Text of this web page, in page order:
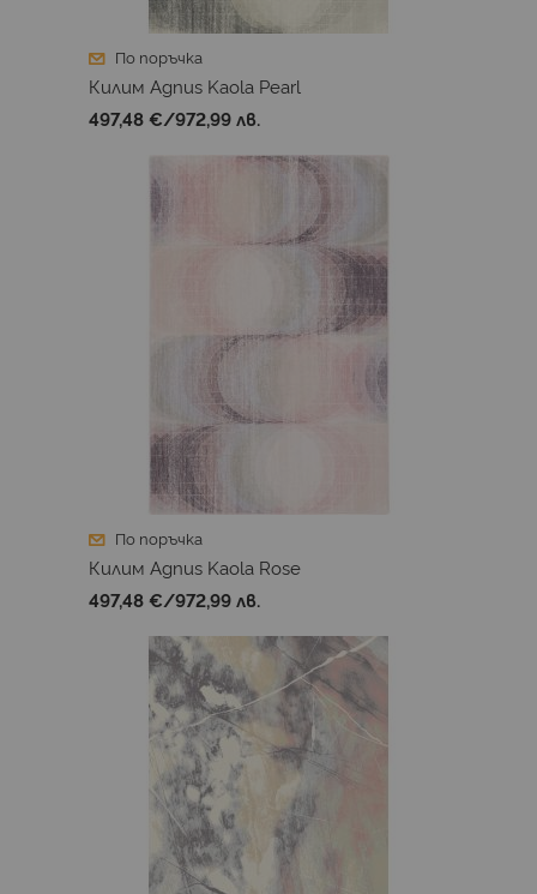
По поръчка
Килим Agnus Kaola Pearl
497,48 €/972,99 лв.
По поръчка
Килим Agnus Kaola Rose
497,48 €/972,99 лв.